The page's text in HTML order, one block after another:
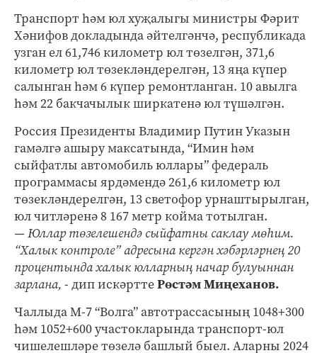
Транспорт һәм юл хуҗалыгы министры Фәрит
Хәнифов докладында әйтелгәнчә, республикада
узган ел 61,746 километр юл төзелгән, 371,6
километр юл төзекләндерелгән, 13 яңа күпер
салынган һәм 6 күпер ремонтланган. 10 авылга
һәм 22 бакчачылык ширкатенә юл түшәлгән.
Россия Президенты Владимир Путин Указын
гамәлгә ашыру максатында, “Имин һәм
сыйфатлы автомобиль юллары” федераль
программасы ярдәмендә 261,6 километр юл
төзекләндерелгән, 13 светофор урнаштырылган,
юл читләренә 8 167 метр койма тотылган.
— Юллар төзелешендә сыйфатны саклау мөһим.
“Халык контроле” адресына кергән хәбәрләрнең 20
процентында халык юлларның начар булуыннан
зарлана, - дип искәрттеРөстәм Миңеханов.
Чаллыда М-7 “Волга” автотрассасының 1048+300
һәм 1052+600 участокларында транспорт-юл
чишелешләре төзелә башлый быел. Аларны 2024